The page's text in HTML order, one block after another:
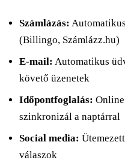
Számlázás:
(Billingo, Számlázz.hu)
E-mail: Automatikus
követő üzenetek
Időpontfoglalás:
szinkronizál a naptárral
Social media:
válaszok